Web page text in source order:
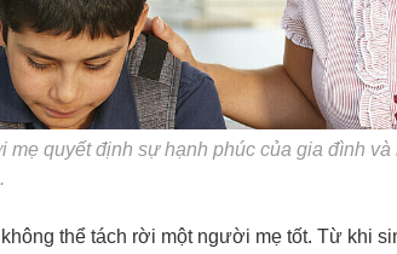
mẹ quyết định sự hạnh phúc của gia đình
thể tách rời một người mẹ tốt. Từ khi